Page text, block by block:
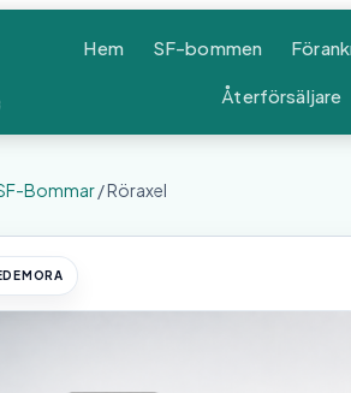
Hem SF-bommen
Återförsäljare
Bommar/ Röraxel